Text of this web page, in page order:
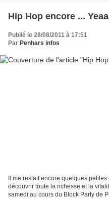
Hip Hop encore ...
Publié le 28/08/2011 à 17:51
Par Penhars infos
Il me restait encore quelques
découvrir toute la richesse et la
samedi au cours du Block Party de